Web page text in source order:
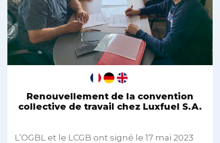
Renouvellement de la convention
collective de travail chez Luxfuel S.A.
L’OGBL et le LCGB ont signé le 17 mai 2023